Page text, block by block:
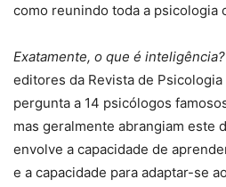
como reunindo toda a psicologia
Exatamente, o que é inteligência?
editores da Revista de
pergunta a 14 psicólogos
mas geralmente abrangiam este
envolve a capacidade de
e a capacidade para adaptar-se